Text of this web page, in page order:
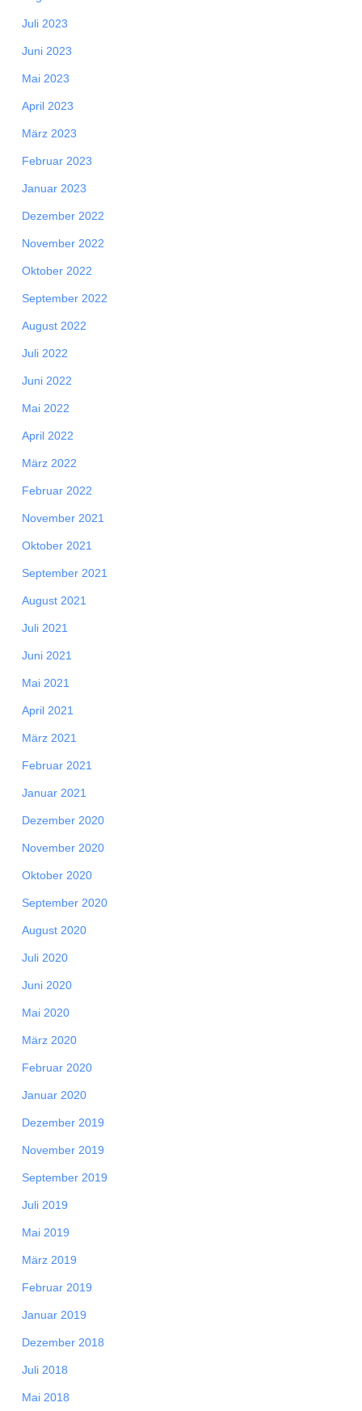
Juli 2023
Juni 2023
Mai 2023
April 2023
März 2023
Februar 2023
Januar 2023
Dezember 2022
November 2022
Oktober 2022
September 2022
August 2022
Juli 2022
Juni 2022
Mai 2022
April 2022
März 2022
Februar 2022
November 2021
Oktober 2021
September 2021
August 2021
Juli 2021
Juni 2021
Mai 2021
April 2021
März 2021
Februar 2021
Januar 2021
Dezember 2020
November 2020
Oktober 2020
September 2020
August 2020
Juli 2020
Juni 2020
Mai 2020
März 2020
Februar 2020
Januar 2020
Dezember 2019
November 2019
September 2019
Juli 2019
Mai 2019
März 2019
Februar 2019
Januar 2019
Dezember 2018
Juli 2018
Mai 2018